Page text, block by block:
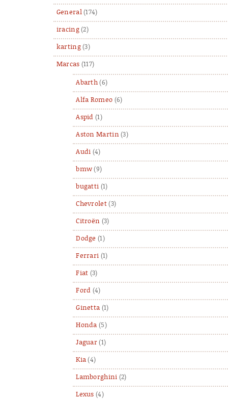
General(174)
iracing(2)
karting(3)
Marcas (117)
Abarth (6)
Alfa Romeo (6)
Aspid (1)
Aston Martin (3)
Audi (4)
bmw (9)
bugatti (1)
Chevrolet(3)
Citroën (3)
Dodge (1)
Ferrari (1)
Fiat (3)
Ford (4)
Ginetta (1)
Honda (5)
Jaguar (1)
Kia (4)
Lamborghini (2)
Lexus (4)